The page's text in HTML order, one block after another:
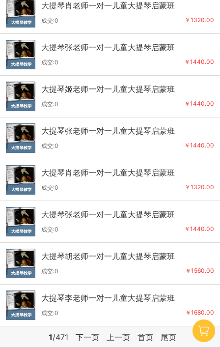
大提琴肖老师一对一儿童大提琴启蒙班
￥1320.00
成交:0
大提琴张老师一对一儿童大提琴启蒙班
￥1440.00
成交:0
大提琴姬老师一对一儿童大提琴启蒙班
￥1440.00
成交:0
大提琴张老师一对一儿童大提琴启蒙班
￥1440.00
成交:0
大提琴肖老师一对一儿童大提琴启蒙班
￥1320.00
成交:0
大提琴张老师一对一儿童大提琴启蒙班
￥1440.00
成交:0
大提琴胡老师一对一儿童大提琴启蒙班
￥1560.00
成交:0
大提琴李老师一对一儿童大提琴启蒙班
￥1680.00
成交:0
1/471 下一页 上一页 首页 尾页